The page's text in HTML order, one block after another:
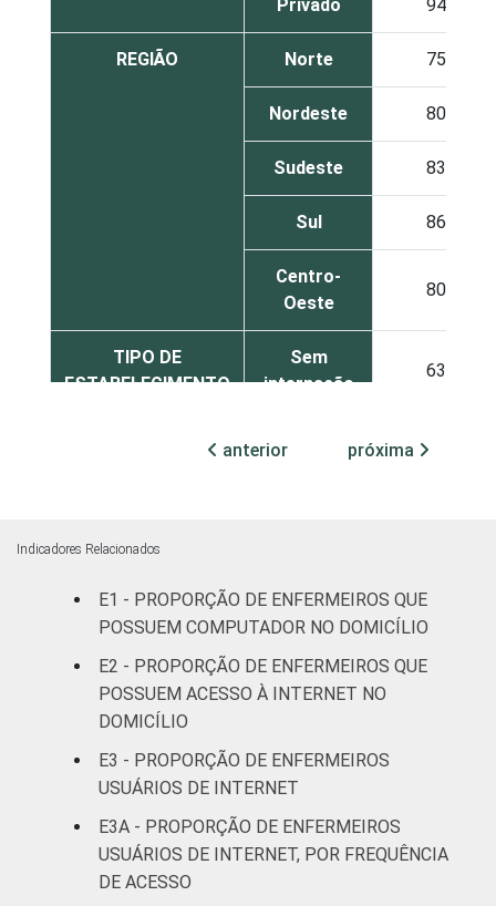
Privado 94
REGIÃO Norte 75
Nordeste 80
Sudeste 83
Sul 86
Centro-
Oeste
80
TIPO DE
ESTABELECIMENTO
Sem
internação
63
internação
internação,
mais de 50
94
Não
FAIXA ETÁRIA Até 30 anos
anos
77
anterior próxima
Indicadores Relacionados
E1 - PROPORÇÃO DE ENFERMEIROS QUE
POSSUEM COMPUTADOR NO DOMICÍLIO
E2 - PROPORÇÃO DE ENFERMEIROS QUE
POSSUEM ACESSO À INTERNET NO
DOMICÍLIO
E3 - PROPORÇÃO DE ENFERMEIROS
USUÁRIOS DE INTERNET
E3A - PROPORÇÃO DE ENFERMEIROS
USUÁRIOS DE INTERNET, POR FREQUÊNCIA
DE ACESSO